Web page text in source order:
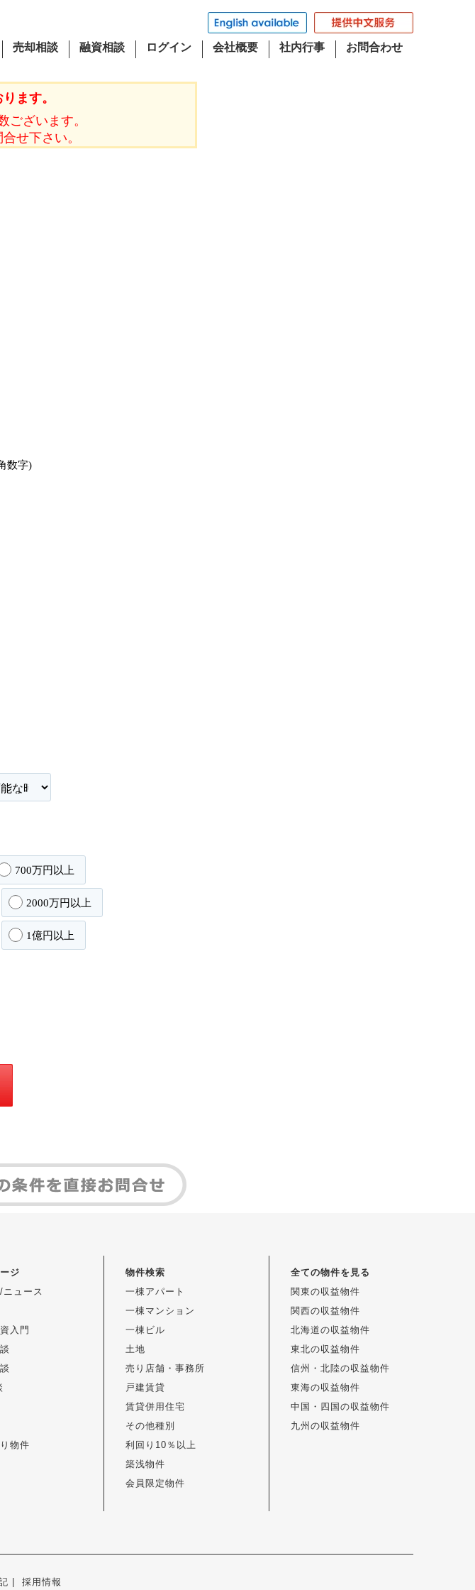
売却相談 融資相談 ログイン 会社概要 社内行事 お問合わせ
ます。
ございます。
せ下さい。
数字)
700万円以上
2000万円以上
1億円以上
ジ
ニュース
入門
物件
物件検索
一棟アパート
一棟マンション
一棟ビル
土地
売り店舗・事務所
戸建賃貸
賃貸併用住宅
その他種別
利回り10％以上
築浅物件
会員限定物件
全ての物件を見る
関東の収益物件
関西の収益物件
北海道の収益物件
東北の収益物件
信州・北陸の収益物件
東海の収益物件
中国・四国の収益物件
九州の収益物件
採用情報